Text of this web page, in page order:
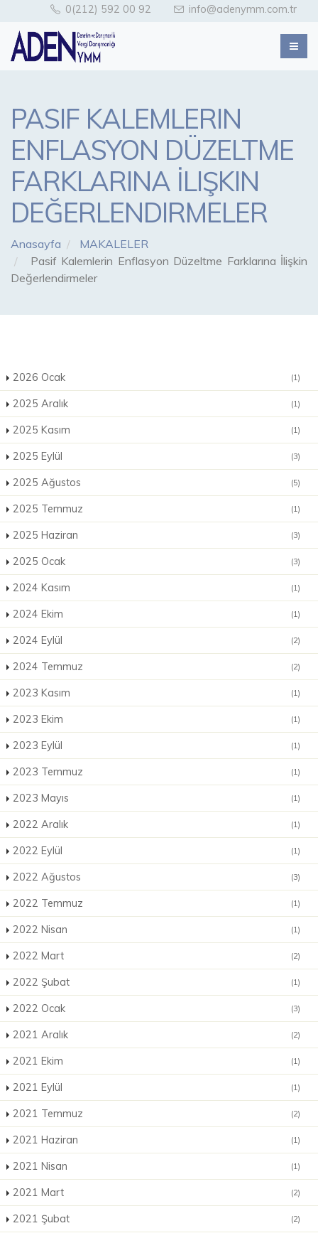
0(212) 592 00 92 info@adenymm.com.tr
PASIF KALEMLERIN
ENFLASYON DÜZELTME
FARKLARINA İLIŞKIN
DEĞERLENDIRMELER
Anasayfa
MAKALELER
Pasif Kalemlerin Enflasyon Düzeltme Farklarına İlişkin
Değerlendirmeler
2026 Ocak (1)
2025 Aralık (1)
2025 Kasım (1)
2025 Eylül (3)
2025 Ağustos (5)
2025 Temmuz (1)
2025 Haziran (3)
2025 Ocak (3)
2024 Kasım (1)
2024 Ekim (1)
2024 Eylül (2)
2024 Temmuz (2)
2023 Kasım (1)
2023 Ekim (1)
2023 Eylül (1)
2023 Temmuz (1)
2023 Mayıs (1)
2022 Aralık (1)
2022 Eylül (1)
2022 Ağustos (3)
2022 Temmuz (1)
2022 Nisan (1)
2022 Mart (2)
2022 Şubat (1)
2022 Ocak (3)
2021 Aralık (2)
2021 Ekim (1)
2021 Eylül (1)
2021 Temmuz (2)
2021 Haziran (1)
2021 Nisan (1)
2021 Mart (2)
2021 Şubat (2)